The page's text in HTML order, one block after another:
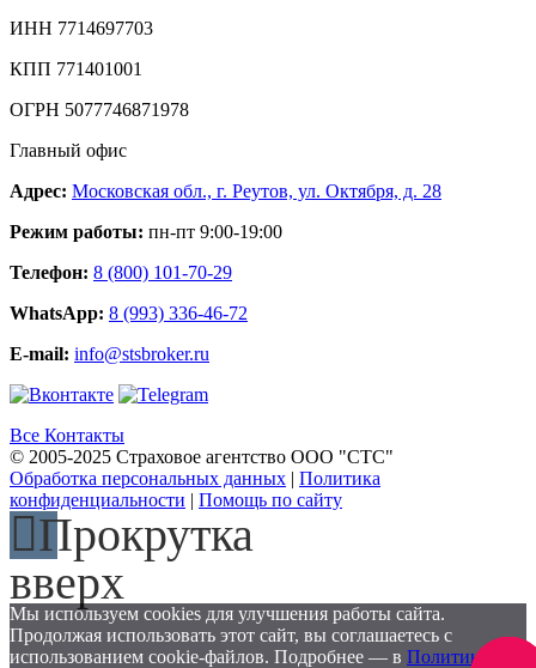
ИНН 7714697703
КПП 771401001
ОГРН 5077746871978
Главный офис
Адрес: Московская обл., г. Реутов, ул. Октября, д. 28
Режим работы: пн-пт 9:00-19:00
Телефон: 8 (800) 101-70-29
WhatsApp: 8 (993) 336-46-72
E-mail: info@stsbroker.ru
Все Контакты
© 2005-2025 Страховое агентство ООО "СТС"
Обработка персональных данных | Политика
конфиденциальности | Помощь по сайту
Прокрутка
вверх
Мы используем cookies для улучшения работы сайта.
Продолжая использовать этот сайт, вы соглашаетесь с
использованием cookie-файлов. Подробнее — в Политике